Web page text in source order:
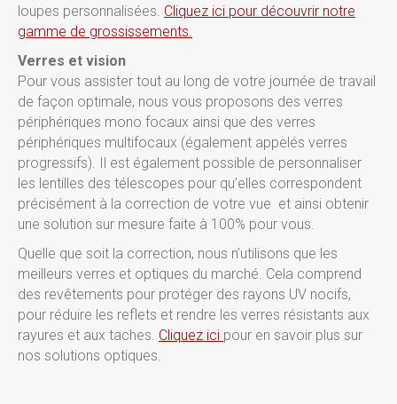
loupes personnalisées. Cliquez ici pour découvrir notre
gamme de grossissements.
Verres et vision
Pour vous assister tout au long de votre journée de travail
de façon optimale, nous vous proposons des verres
périphériques mono focaux ainsi que des verres
périphériques multifocaux (également appelés verres
progressifs). Il est également possible de personnaliser
les lentilles des télescopes pour qu’elles correspondent
précisément à la correction de votre vue et ainsi obtenir
une solution sur mesure faite à 100% pour vous.
Quelle que soit la correction, nous n’utilisons que les
meilleurs verres et optiques du marché. Cela comprend
des revêtements pour protéger des rayons UV nocifs,
pour réduire les reflets et rendre les verres résistants aux
rayures et aux taches. Cliquez ici pour en savoir plus sur
nos solutions optiques.